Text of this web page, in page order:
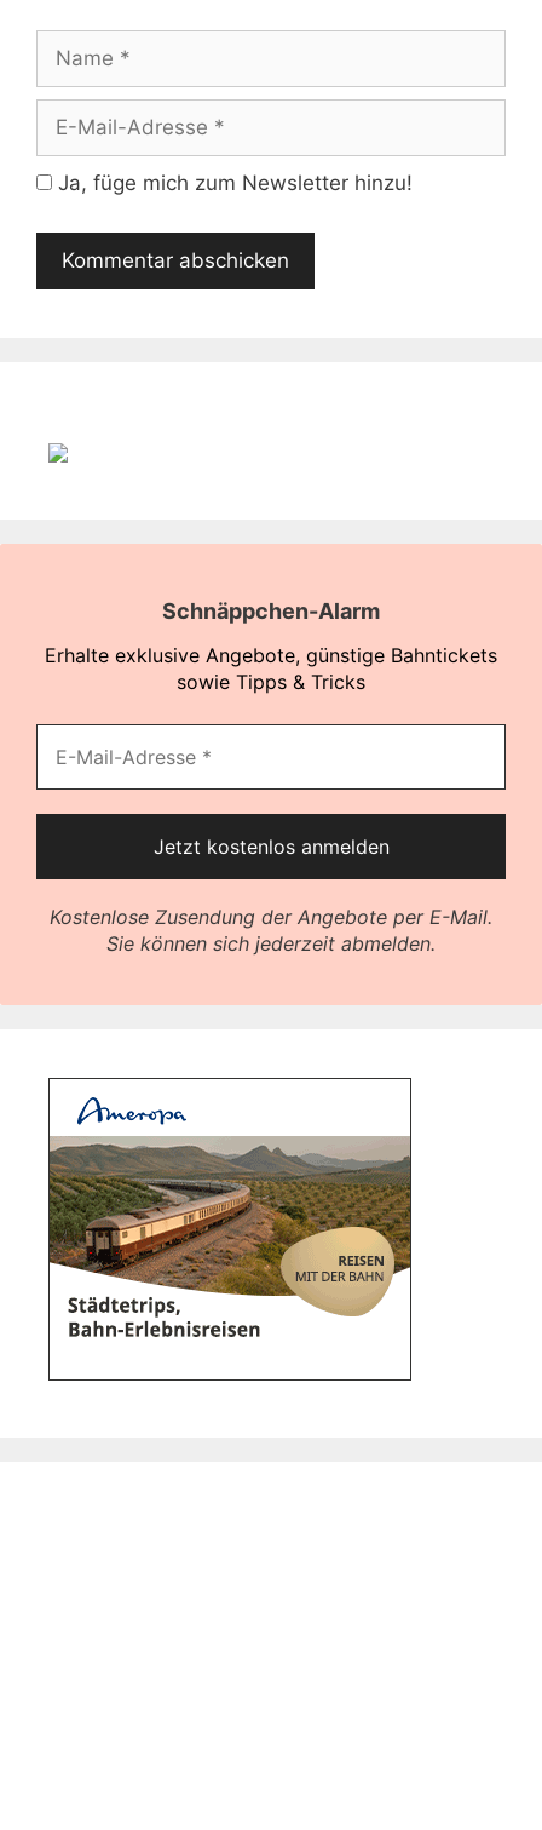
Mail-
Adresse
Ja, füge mich zum Newsletter hinzu!
Schnäppchen-Alarm
Erhalte exklusive Angebote, günstige Bahntickets
sowie Tipps & Tricks
Kostenlose Zusendung der Angebote per E-Mail.
Sie können sich jederzeit abmelden.